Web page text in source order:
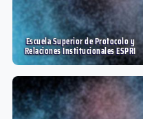
Escuela Superior de Protocolo y
Relaciones Institucionales ESPRI